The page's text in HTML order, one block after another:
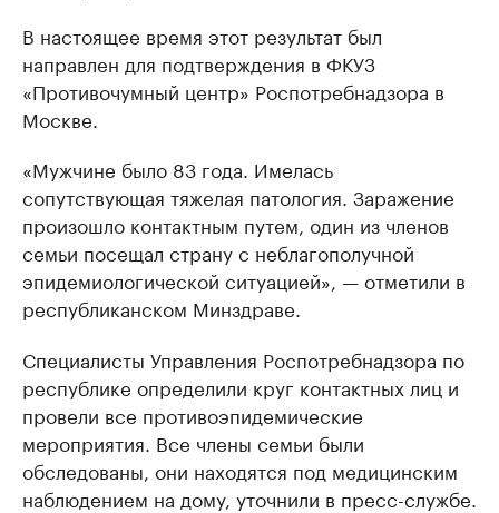
В настоящее время этот результат был
направлен для подтверждения в ФКУЗ
«Противочумный центр» Роспотребнадзора в
Москве.
«Мужчине было 83 года. Имелась
сопутствующая тяжелая патология. Заражение
произошло контактным путем, один из членов
семьи посещал страну с неблагополучной
эпидемиологической ситуацией», — отметили в
республиканском Минздраве.
Специалисты Управления Роспотребнадзора по
республике определили круг контактных лиц и
провели все противоэпидемические
мероприятия. Все члены семьи были
обследованы, они находятся под медицинским
наблюдением на дому, уточнили в пресс-службе.